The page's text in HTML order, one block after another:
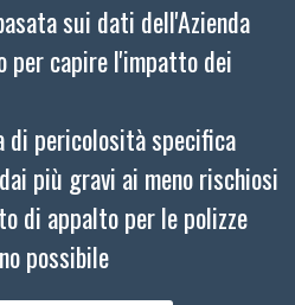
sui dati dell'Azienda
per capire l'impatto dei
di pericolosità specifica
più gravi ai meno rischiosi
di appalto per le polizze
possibile